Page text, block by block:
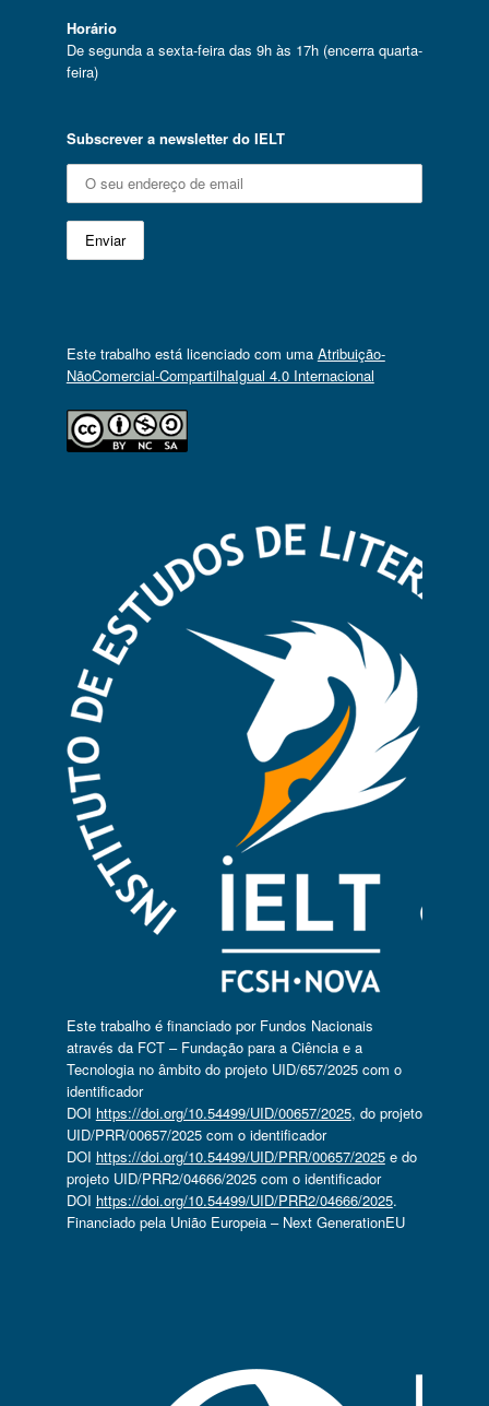
Horário
De segunda a sexta-feira das 9h às 17h (encerra quarta-
feira)
Subscrever a newsletter do IELT
Este trabalho está licenciado com uma Atribuição-
NãoComercial-CompartilhaIgual 4.0 Internacional
Este trabalho é financiado por Fundos Nacionais
através da FCT – Fundação para a Ciência e a
Tecnologia no âmbito do projeto UID/657/2025 com o
identificador
DOI https://doi.org/10.54499/UID/00657/2025, do projeto
UID/PRR/00657/2025 com o identificador
DOI https://doi.org/10.54499/UID/PRR/00657/2025e do
projeto UID/PRR2/04666/2025 com o identificador
DOI https://doi.org/10.54499/UID/PRR2/04666/2025.
Financiado pela União Europeia – Next GenerationEU